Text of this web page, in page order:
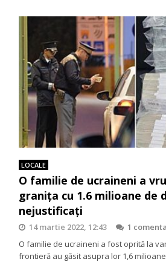
LOCALE
O familie de ucraineni a
granița cu 1.6 milioane de
nejustificați
14 martie 2022, 12:43
1
O familie de ucraineni a fost oprită la
frontieră au găsit asupra lor 1,6